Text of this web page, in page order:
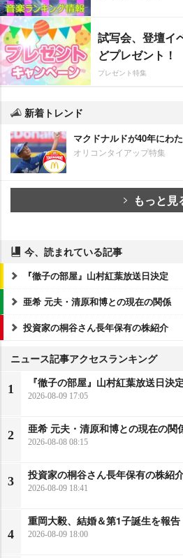
試写会、登壇イ
どプレゼント！
プレゼント特集
新着トレンド
マクドナルドが40年にわ
オリコンタイアップ特集
もっと見
今、読まれている記事
『徹子の部屋』山村紅葉放送日決定
亜希 元夫・清原和博との現在の関係
投資家の桐谷さん長年保有の株紹介
ニュース記事アクセスランキング
1
『徹子の部屋』山村紅葉放送日決定
2026-08-09 17:05
2
亜希 元夫・清原和博との現在の関
2026-08-08 08:15
3
投資家の桐谷さん長年保有の株紹
2026-08-09 18:41
4
重岡大毅、結婚＆第1子誕生を報告
2026-08-09 18:00